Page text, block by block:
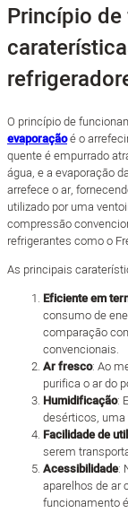
Princípio
O princípio de
evaporaçãoé o
quente é empurrado
água, e a evaporação
arrefece o ar,
utilizado por uma
compressão
refrigerantes como o
As principais
Eficiente em
consumo de
comparação
convencionais.
Ar fresco: Ao
purifica o ar do
Humidificação:
desérticos, uma
Facilidade de
serem
Acessibilidade:
aparelhos de ar
funcionamento